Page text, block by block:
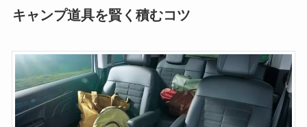
キャンプ道具を賢く積むコツ